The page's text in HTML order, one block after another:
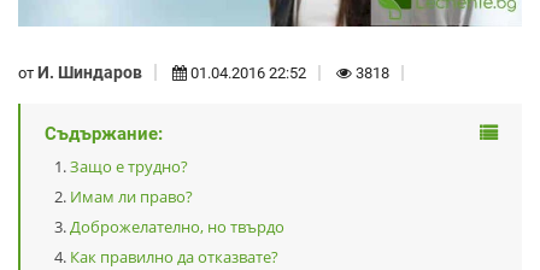
от И. Шиндаров 01.04.2016 22:52 3818
Съдържание:
Защо е трудно?
Имам ли право?
Доброжелателно, но твърдо
Как правилно да отказвате?